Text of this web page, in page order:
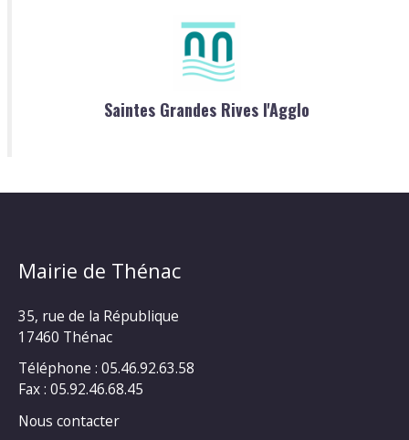
Saintes Grandes Rives l'Agglo
Mairie de Thénac
35, rue de la République
17460 Thénac
Téléphone : 05.46.92.63.58
Fax : 05.92.46.68.45
Nous contacter